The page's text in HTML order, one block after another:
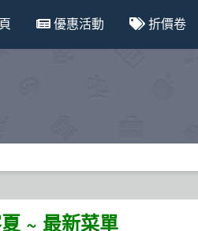
優惠活動 折價卷
~ 最新菜單